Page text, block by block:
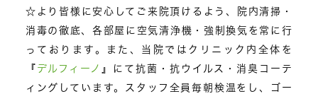
☆より皆様に安心してご来院頂けるよう、院内清掃・
消毒の徹底、各部屋に空気清浄機・強制換気を常に行
っております。また、 当院ではクリニック内全体を
『 デルフィーノ 』にて抗菌・抗ウイルス・消臭コーテ
ィングしています。スタッフ全員毎朝検温をし、ゴー